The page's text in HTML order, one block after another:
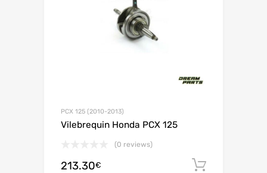
PCX 125 (2010-2013)
Vilebrequin Honda PCX 125
(0 reviews)
213.30€